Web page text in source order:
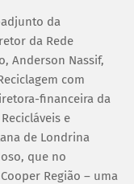
da
da Rede
Anderson Nassif,
com
financeira da
e
de Londrina
que no
Região – uma